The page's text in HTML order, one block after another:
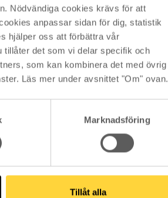
Nödvändiga cookies krävs för att
anpassar sidan för dig, statistik
hjälper oss att förbättra vår
tillåter det som vi delar specifik och
som kan kombinera det med övrig
Läs mer under avsnittet "Om" ovan.
Marknadsföring
Tillåt alla
uppläggningskostnad. Om du
att bli 988 kr under hela